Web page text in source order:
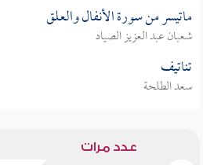
ماتيسر من سورة الأنفال والعلق
شعبان عبد العزيز الصياد
تناتيف
سعد الطلحة
عدد مرات